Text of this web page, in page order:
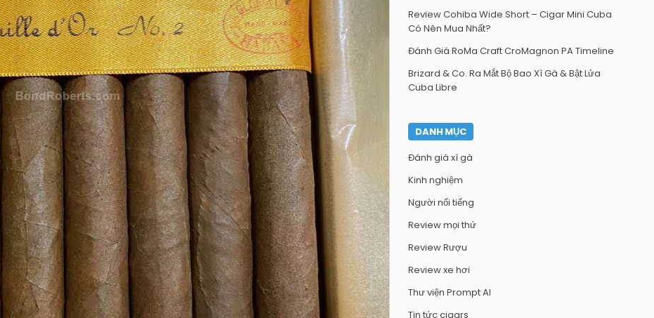
Review Cohiba Wide Short – Cigar Mini Cuba
Có Nên Mua Nhất?
Đánh Giá RoMa Craft CroMagnon PA Timeline
Brizard & Co. Ra Mắt Bộ Bao Xì Gà & Bật Lửa
Cuba Libre
DANH MỤC
Đánh giá xì gà
Kinh nghiệm
Người nổi tiếng
Review mọi thứ
Review Rượu
Review xe hơi
Thư viện Prompt AI
Tin tức cigars